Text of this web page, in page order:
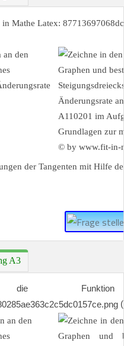
an den
der Tangenten mit Hilfe
A3
die
an den